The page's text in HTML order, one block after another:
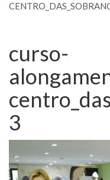
curso-
3